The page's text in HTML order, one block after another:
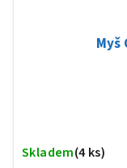
Myš
Skladem(4 ks)